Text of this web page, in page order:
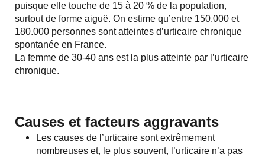
puisque elle touche de 15 à 20 % de la population,
surtout de forme aiguë. On estime qu’entre 150.000 et
180.000 personnes sont atteintes d’urticaire chronique
spontanée en France.
La femme de 30-40 ans est la plus atteinte par l’urticaire
chronique.
Causes et facteurs aggravants
Les causes de l’urticaire sont extrêmement
nombreuses et, le plus souvent, l’urticaire n’a pas